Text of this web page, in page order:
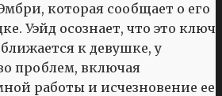
которая сообщает о его
Уэйд осознает, что это ключ
к девушке, у
проблем, включая
работы и исчезновение ее